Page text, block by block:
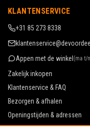
KLANTENSERVICE
+31 85 273 8338
Appen met de winkel(ma t/
Zakelijk inkopen
Klantenservice & FAQ
Bezorgen & afhalen
Openingstijden & adressen
Werken bij De Voordeelmarkt